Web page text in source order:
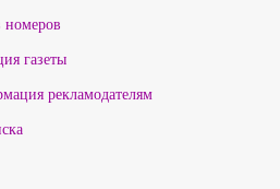
газеты
рекламодателям